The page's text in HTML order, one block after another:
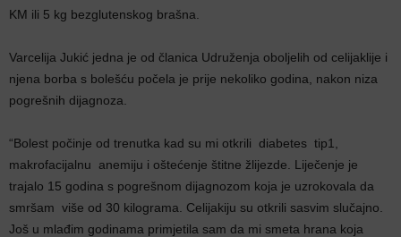
KM ili 5 kg bezglutenskog brašna.
Varcelija Jukić jedna je od članica Udruženja oboljelih od celijaklije i
njena borba s bolešću počela je prije nekoliko godina, nakon niza
pogrešnih dijagnoza.
“Bolest počinje od trenutka kad su mi otkrili diabetes tip1,
makrofacijalnu anemiju i oštećenje štitne žlijezde. Liječenje je
trajalo 15 godina s pogrešnom dijagnozom koja je uzrokovala da
smršam više od 30 kilograma. Celijakiju su otkrili sasvim slučajno.
Još u mlađim godinama primjetila sam da mi smeta hrana koja